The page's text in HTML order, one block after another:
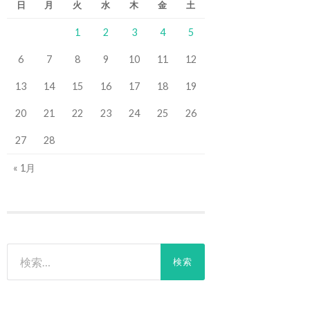
日 月 火 水 木 金 土
1 2 3 4 5
6 7 8 9 10 11 12
13 14 15 16 17 18 19
20 21 22 23 24 25 26
27 28
« 1月